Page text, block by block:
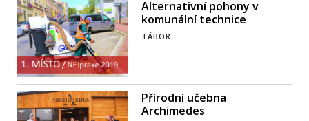
Alternativní pohony v
komunální technice
TÁBOR
Přírodní učebna
Archimedes